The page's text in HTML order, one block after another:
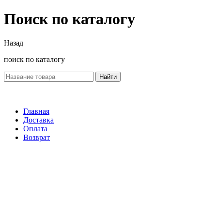
Поиск по каталогу
Назад
поиск по каталогу
Найти
Главная
Доставка
Оплата
Возврат